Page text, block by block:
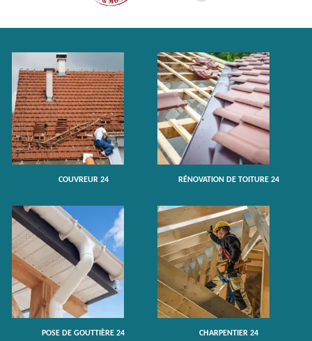
COUVREUR 24 RÉNOVATION DE TOITURE 24
POSE DE GOUTTIÈRE 24 CHARPENTIER 24